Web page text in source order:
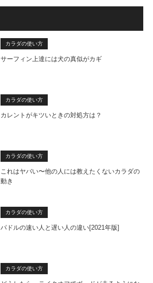
カラダの使い方
サーフィン上達には犬の真似がカギ
カラダの使い方
カレントがキツいときの対処方は？
カラダの使い方
これはヤバい〜他の人には教えたくないカラダの
動き
カラダの使い方
パドルの速い人と遅い人の違い[2021年版]
カラダの使い方